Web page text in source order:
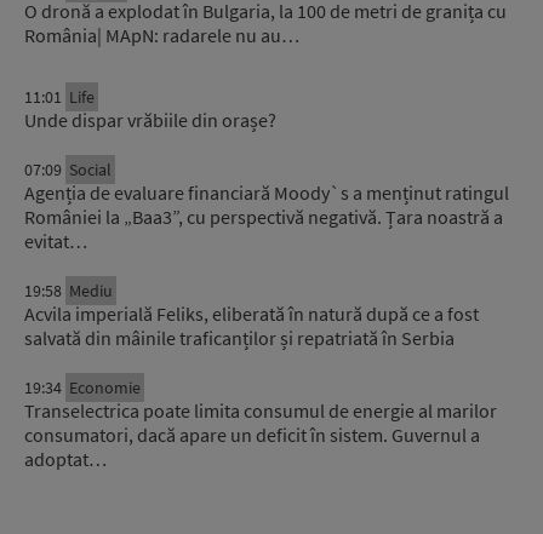
O dronă a explodat în Bulgaria, la 100 de metri de granița cu
România| MApN: radarele nu au…
11:01 Life
Unde dispar vrăbiile din orașe?
07:09 Social
Agenția de evaluare financiară Moody`s a menținut ratingul
României la „Baa3”, cu perspectivă negativă. Țara noastră a
evitat…
19:58 Mediu
Acvila imperială Feliks, eliberată în natură după ce a fost
salvată din mâinile traficanților și repatriată în Serbia
19:34 Economie
Transelectrica poate limita consumul de energie al marilor
consumatori, dacă apare un deficit în sistem. Guvernul a
adoptat…